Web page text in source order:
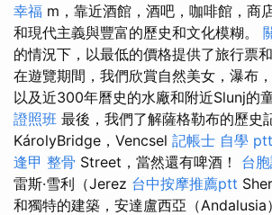
幸福 m，靠近酒館，酒吧，咖啡館，商
和現代主義與豐富的歷史和文化模糊。
的情況下，以最低的價格提供了旅行票
在遊覽期間，我們欣賞自然美女，瀑布
以及近300年曆史的水廠和附近Slunj的
證照班 最後，我們了解薩格勒布的歷史
KárolyBridge，Vencsel 記帳士 自學 ptt
逢甲 整骨 Street，當然還有啤酒！ 台
雷斯·雪利（Jerez 台中按摩推薦ptt
和獨特的建築，安達盧西亞（Andalusia